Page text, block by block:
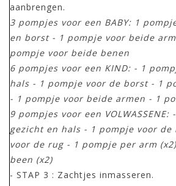
aanbrengen.
3 pompjes voor een BABY: 1
en borst - 1 pompje voor beide
pompje voor beide benen
6 pompjes voor een KIND: - 1
hals - 1 pompje voor de borst - 1
- 1 pompje voor beide armen - 1
9 pompjes voor een
gezicht en hals - 1 pompje voor
voor de rug - 1 pompje per arm
been (x2)
- STAP 3 : Zachtjes inmasseren.